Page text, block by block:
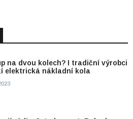
na dvou kolech? I tradiční výrobci
elektrická nákladní kola